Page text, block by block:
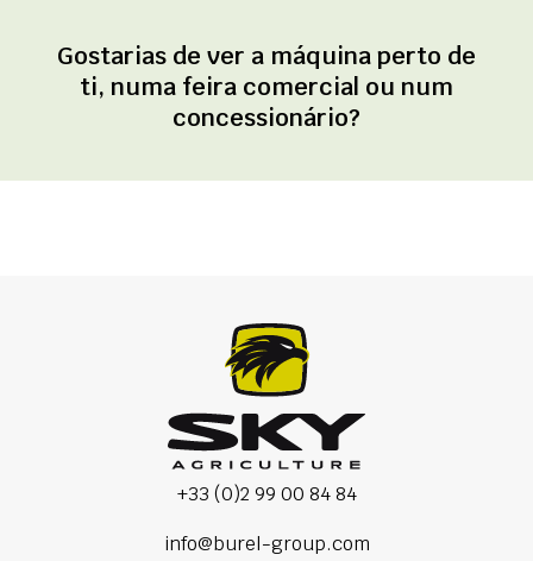
Gostarias de ver a máquina perto de
ti, numa feira comercial ou num
concessionário?
+33 (0)2 99 00 84 84
info@burel-group.com